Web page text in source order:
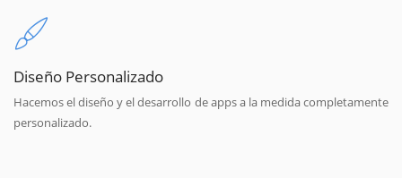
Diseño Personalizado
Hacemos el diseño y el desarrollo de apps a la medida completamente
personalizado.